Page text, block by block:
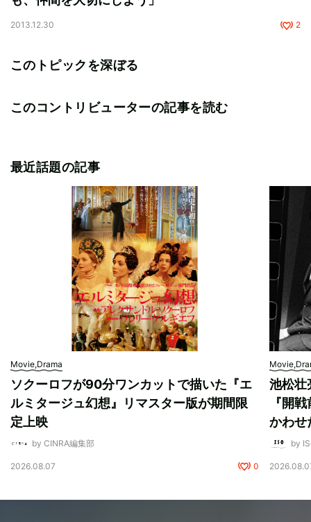
2013.12.30 2
このトピックを深ぼる
このコントリビューターの記事を読む
最近話題の記事
Movie,Drama
ソクーロフが90分ワンカットで描いた『エ
ルミタージュ幻想』リマスター版が期間限
定上映
by CINRA編集部
2026.08.07 0
池松壮
『開
かわせ
by